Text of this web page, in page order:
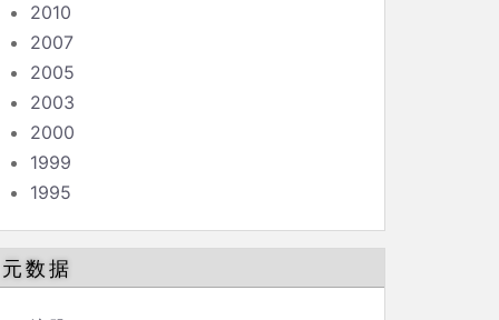
2010
2007
2005
2003
2000
1999
1995
元数据